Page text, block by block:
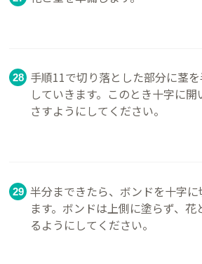
手順11で切り落とした部分に茎
していきます。このとき十字に
さすようにしてください。
半分まできたら、ボンドを十字
ます。ボンドは上側に塗らず、
るようにしてください。